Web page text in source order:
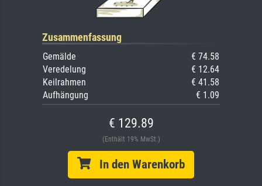
Zusammenfassung
Gemälde
€ 74.58
Veredelung
€ 12.64
Keilrahmen
€ 41.58
Aufhängung
€ 1.09
€ 129.89
(Enthält 19% MwSt.)
In den Warenkorb